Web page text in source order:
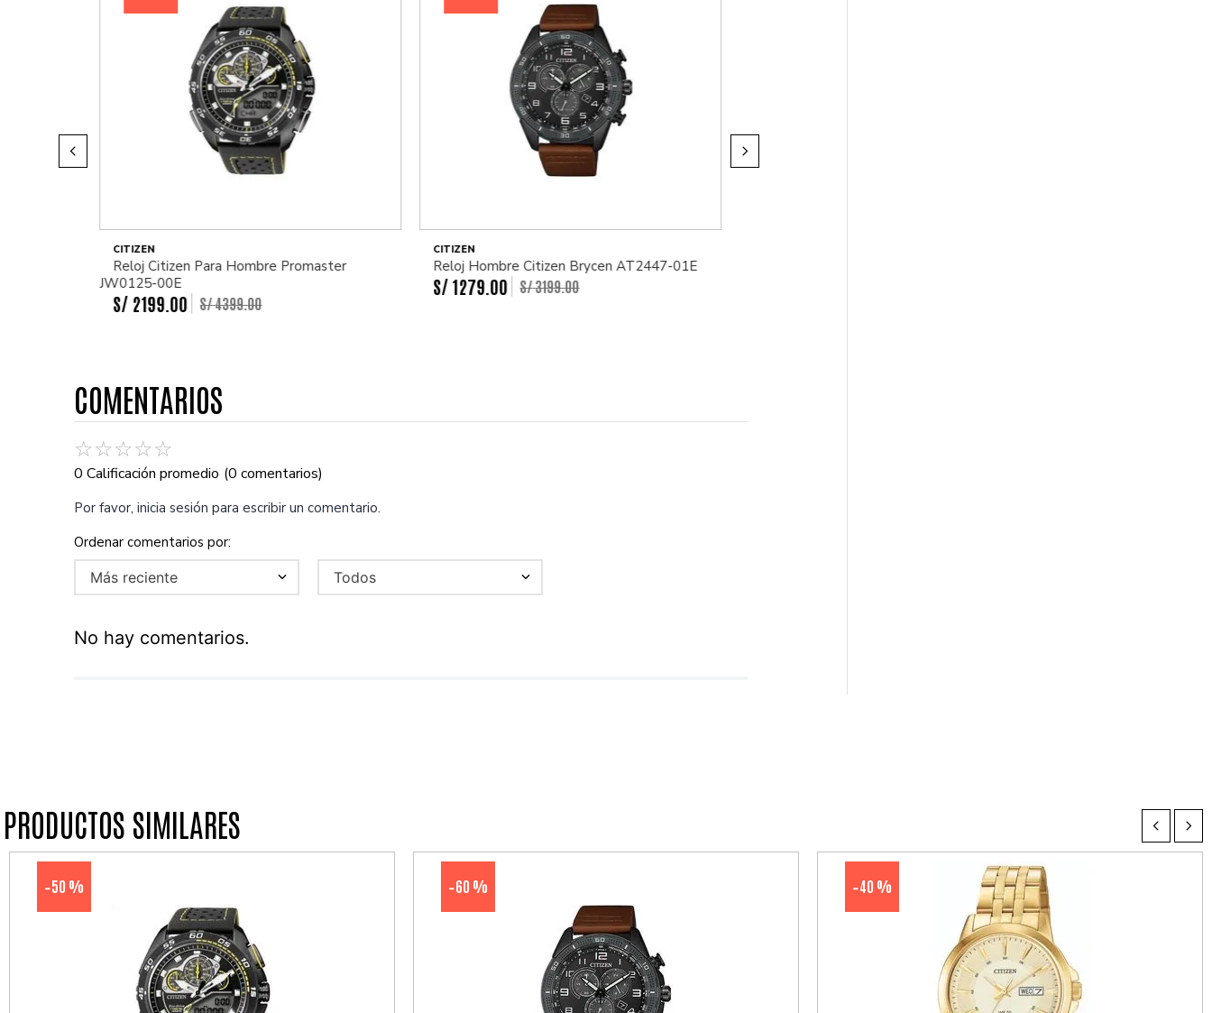
CITIZEN
Reloj Citizen Para Hombre Promaster
JW0125-00E
S/ 2199 00 S/4399.00
CITIZEN
Reloj Hombre Citizen Brycen AT2447-01E
S/1279 00 S/3199.00
COMENTARIOS
☆☆☆☆☆
0 Calificación promedio (0 comentarios)
Por favor, inicia sesión para escribir un comentario.
Más reciente Todos
No hay comentarios.
PRODUCTOS SIMILARES
-50 % -60 % -40 %